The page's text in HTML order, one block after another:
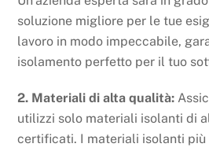
soluzione migliore per le tue
lavoro in modo impeccabile,
isolamento perfetto per il tuo
2. Materiali di alta qualità:
utilizzi solo materiali isolanti di
certificati. I materiali isolanti più